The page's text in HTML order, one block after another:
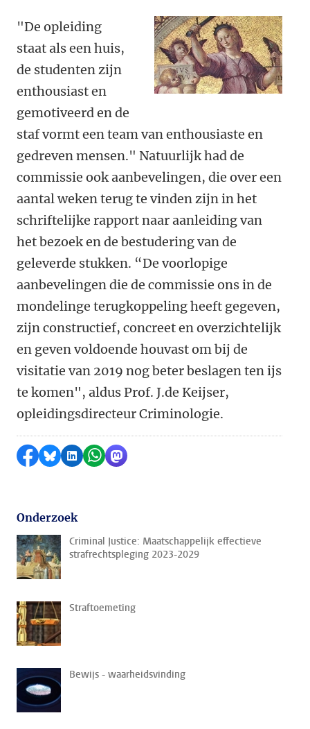
"De opleiding
staat als een huis,
de studenten zijn
enthousiast en
gemotiveerd en de
staf vormt een team van enthousiaste en
gedreven mensen." Natuurlijk had de
commissie ook aanbevelingen, die over een
aantal weken terug te vinden zijn in het
schriftelijke rapport naar aanleiding van
het bezoek en de bestudering van de
geleverde stukken. “De voorlopige
aanbevelingen die de commissie ons in de
mondelinge terugkoppeling heeft gegeven,
zijn constructief, concreet en overzichtelijk
en geven voldoende houvast om bij de
visitatie van 2019 nog beter beslagen ten ijs
te komen", aldus Prof. J.de Keijser,
opleidingsdirecteur Criminologie.
Delen op Facebook
Delen via Bluesky
Delen op LinkedIn
Delen via WhatsApp
Delen via Mastodon
Onderzoek
Criminal Justice: Maatschappelijk effectieve
strafrechtspleging 2023-2029
Straftoemeting
Bewijs - waarheidsvinding